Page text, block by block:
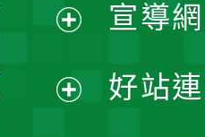
開
宣導
好站